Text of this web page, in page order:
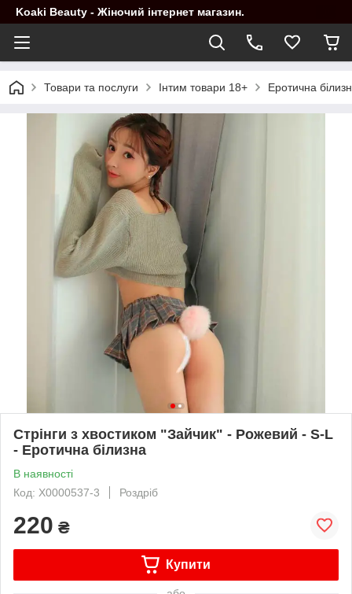
Koaki Beauty - Жіночий інтернет магазин.
Товари та послуги Інтим товари 18+ Еротична
Стрінги з хвостиком "Зайчик" - Рожевий - S-L
- Еротична білизна
В наявності
Код: X0000537-3
Роздріб
220 ₴
Купити